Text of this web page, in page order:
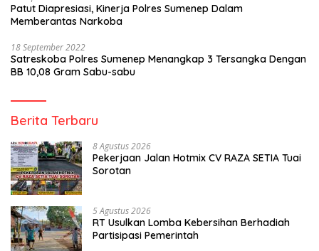
Patut Diapresiasi, Kinerja Polres Sumenep Dalam
Memberantas Narkoba
18 September 2022
Satreskoba Polres Sumenep Menangkap 3 Tersangka Dengan
BB 10,08 Gram Sabu-sabu
Berita Terbaru
8 Agustus 2026
Pekerjaan Jalan Hotmix CV RAZA SETIA Tuai
Sorotan
5 Agustus 2026
RT Usulkan Lomba Kebersihan Berhadiah
Partisipasi Pemerintah